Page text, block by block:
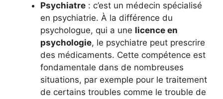
Psychiatre : c’est un médecin spécialisé
en psychiatrie. À la différence du
psychologue, qui a une licence en
psychologie, le psychiatre peut prescrire
des médicaments. Cette compétence est
fondamentale dans de nombreuses
situations, par exemple pour le traitement
de certains troubles comme le trouble de